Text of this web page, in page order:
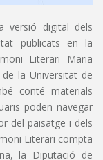
versió digital dels
publicats en la
Literari Maria
la Universitat de
conté materials
poden navegar
del paisatge i dels
Literari compta
la Diputació de